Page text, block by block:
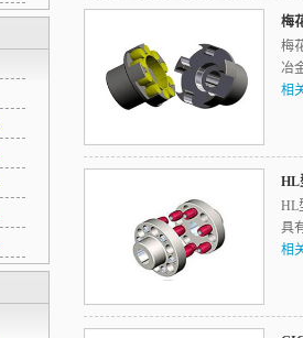
梅
梅
冶
相
HL
HL
具
相